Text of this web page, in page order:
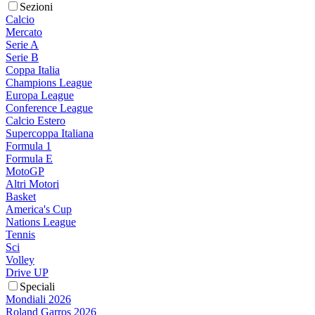
Sezioni
Calcio
Mercato
Serie A
Serie B
Coppa Italia
Champions League
Europa League
Conference League
Calcio Estero
Supercoppa Italiana
Formula 1
Formula E
MotoGP
Altri Motori
Basket
America's Cup
Nations League
Tennis
Sci
Volley
Drive UP
Speciali
Mondiali 2026
Roland Garros 2026